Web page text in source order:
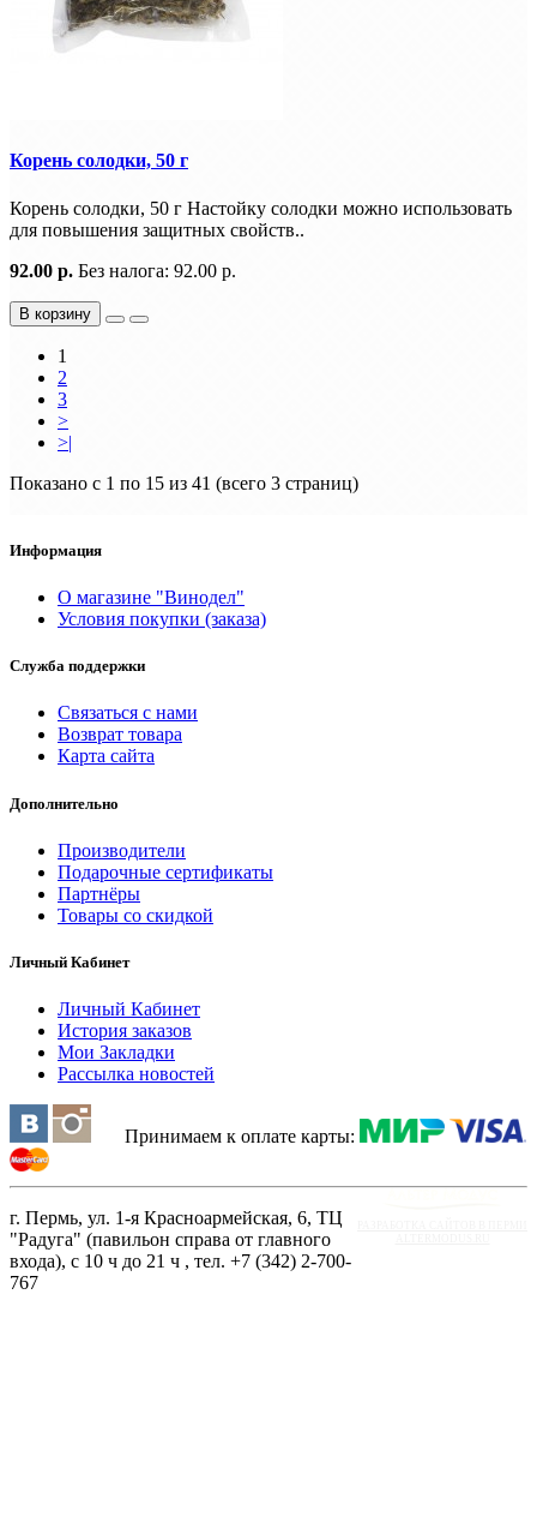
Корень солодки, 50 г
Корень солодки, 50 г Настойку солодки можно использовать
для повышения защитных свойств..
92.00 р. Без налога: 92.00 р.
В корзину
1
2
3
>
>|
Показано с 1 по 15 из 41 (всего 3 страниц)
Информация
О магазине "Винодел"
Условия покупки (заказа)
Служба поддержки
Связаться с нами
Возврат товара
Карта сайта
Дополнительно
Производители
Подарочные сертификаты
Партнёры
Товары со скидкой
Личный Кабинет
Личный Кабинет
История заказов
Мои Закладки
Рассылка новостей
Принимаем к оплате карты:
г. Пермь, ул. 1-я Красноармейская, 6, ТЦ
"Радуга" (павильон справа от главного
входа), с 10 ч до 21 ч , тел. +7 (342) 2-700-
767